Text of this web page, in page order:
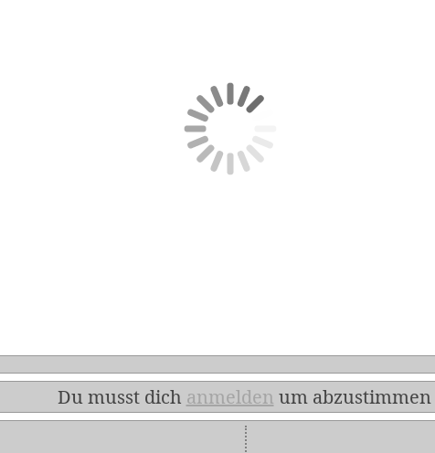
Du musst dich anmelden um abzustimmen